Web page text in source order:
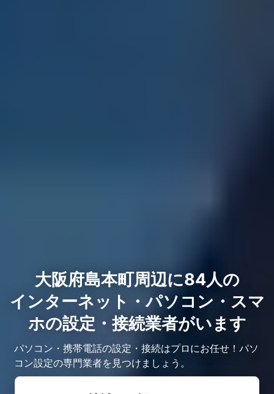
大阪府島本町周辺に84人の
インターネット・パソコン・スマ
ホの設定・接続業者がいます
パソコン・携帯電話の設定・接続はプロにお任せ！パソ
コン設定の専門業者を見つけましょう。